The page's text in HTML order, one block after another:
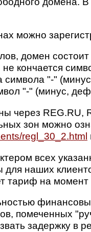
можно
домен
кончается
символа "-"
"-" (минус,
через REG.RU,
зон можно
regl_30_2.html
всех
наших
тариф на
помеченных
задержку в